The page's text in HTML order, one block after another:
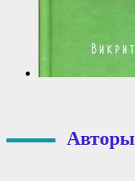
Авторы